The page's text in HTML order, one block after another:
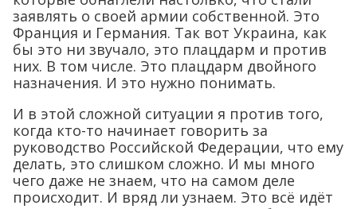
заявлять о своей армии собственной. Это
Франция и Германия. Так вот Украина, как
бы это ни звучало, это плацдарм и против
них. В том числе. Это плацдарм двойного
назначения. И это нужно понимать.
И в этой сложной ситуации я против того,
когда кто-то начинает говорить за
руководство Российской Федерации, что ему
делать, это слишком сложно. И мы много
чего даже не знаем, что на самом деле
происходит. И вряд ли узнаем. Это всё идёт